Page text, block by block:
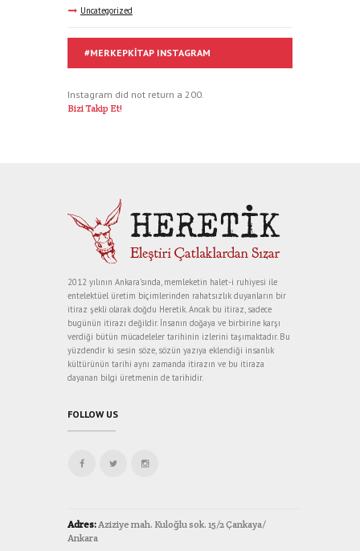
Uncategorized
#MERKEPKITAP INSTAGRAM
Instagram did not return a 200.
Bizi Takip Et!
2012 yılının Ankara’sında, memleketin halet-i ruhiyesi ile
entelektüel üretim biçimlerinden rahatsızlık duyanların bir
itiraz şekli olarak doğdu Heretik. Ancak bu itiraz, sadece
bugünün itirazı değildir. İnsanın doğaya ve birbirine karşı
verdiği bütün mücadeleler tarihinin izlerini taşımaktadır. Bu
yüzdendir ki sesin söze, sözün yazıya eklendiği insanlık
kültürünün tarihi aynı zamanda itirazın ve bu itiraza
dayanan bilgi üretmenin de tarihidir.
FOLLOW US
Adres: Aziziye mah. Kuloğlu sok. 15/2 Çankaya/
Ankara